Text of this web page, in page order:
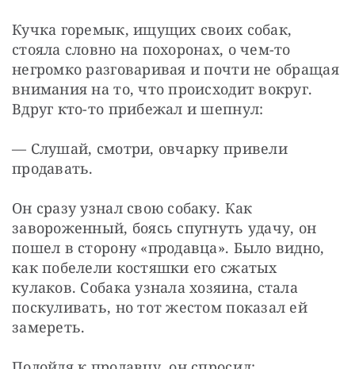
Кучка горемык, ищущих своих собак,
стояла словно на похоронах, о чем-то
негромко разговаривая и почти не обращая
внимания на то, что происходит вокруг.
Вдруг кто-то прибежал и шепнул:
— Слушай, смотри, овчарку привели
продавать.
Он сразу узнал свою собаку. Как
завороженный, боясь спугнуть удачу, он
пошел в сторону «продавца». Было видно,
как побелели костяшки его сжатых
кулаков. Собака узнала хозяина, стала
поскуливать, но тот жестом показал ей
замереть.